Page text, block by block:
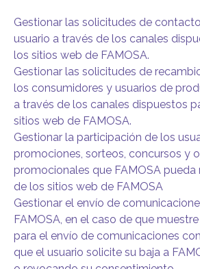
Gestionar las solicitudes de
usuario a través de los canales
los sitios web de FAMOSA.
Gestionar las solicitudes de
los consumidores y usuarios de
a través de los canales dispuestos
sitios web de FAMOSA.
Gestionar la participación de los
promociones, sorteos, concursos y
promocionales que FAMOSA pueda
de los sitios web de FAMOSA
Gestionar el envío de
FAMOSA, en el caso de que
para el envío de comunicaciones
que el usuario solicite su baja a